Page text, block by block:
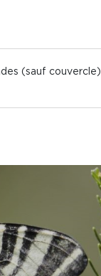
(sauf couvercle)